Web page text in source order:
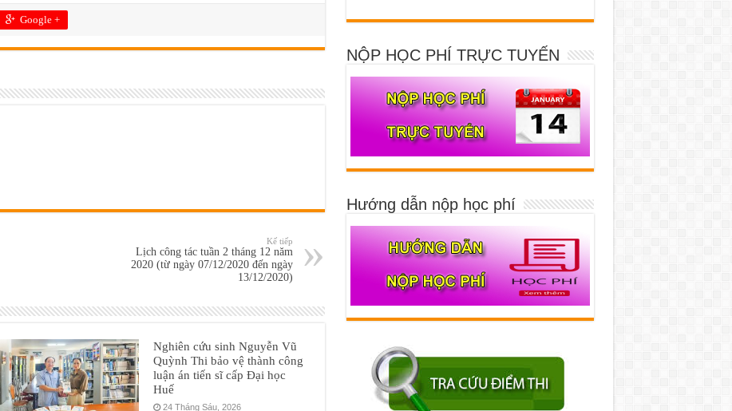
Google +
Kế tiếp
Lịch công tác tuần 2 tháng 12 năm
2020 (từ ngày 07/12/2020 đến ngày
13/12/2020)
Nghiên cứu sinh Nguyễn Vũ
Quỳnh Thi bảo vệ thành công
luận án tiến sĩ cấp Đại học
Huế
24 Tháng Sáu, 2026
NỘP HỌC PHÍ TRỰC TUYẾN
Hướng dẫn nộp học phí